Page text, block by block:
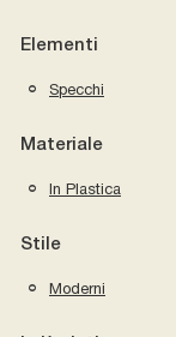
Elementi
Specchi
Materiale
In Plastica
Stile
Moderni